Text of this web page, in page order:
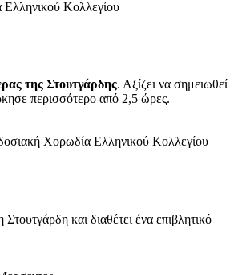
της Στουτγάρδης. Αξίζει να σημειωθεί
περισσότερο από 2,5 ώρες.
και διαθέτει ένα επιβλητικό